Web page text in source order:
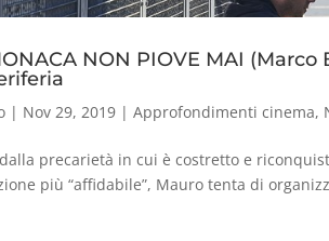
NON PIOVE MAI (Marco
| Nov 29, 2019 |Approfondimenti cinema,
precarietà in cui è costretto e
più “affidabile”, Mauro tenta di